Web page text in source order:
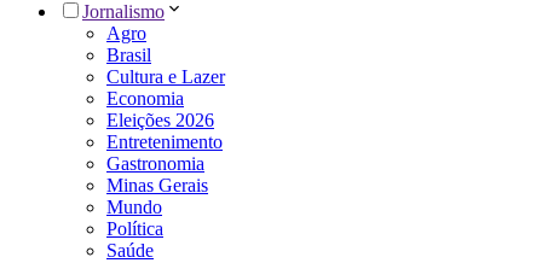
Jornalismo
Agro
Brasil
Cultura e Lazer
Economia
Eleições 2026
Entretenimento
Gastronomia
Minas Gerais
Mundo
Política
Saúde